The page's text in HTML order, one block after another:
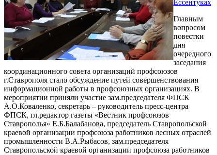
Ессентуках
Главным
вопросом
повестки
дня
очередного
заседания
координационного совета организаций профсоюзов
г.Ставрополя стало обсуждение путей совершенствования
информационной работы в профсоюзных организациях. В
мероприятии приняли участие зам.председателя ФПСК
А.О.Коваленко, секретарь – руководитель пресс-центра
ФПСК, гл.редактор газеты «Вестник профсоюзов
Ставрополья» Е.Б.Балабанова, председатель Ставропольской
краевой организации профсоюза работников лесных отраслей
промышленности В.А.Рыбасов, зам.председателя
Ставропольской краевой организации профсоюза работников